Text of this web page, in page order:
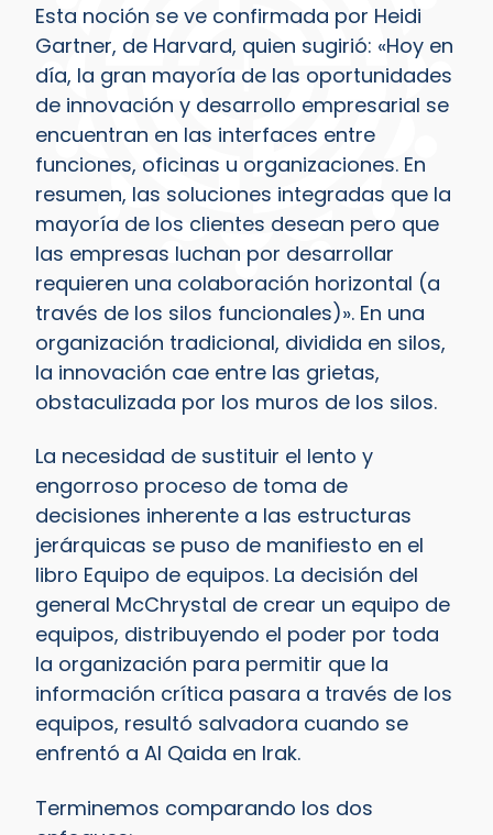
Esta noción se ve confirmada por Heidi
Gartner, de Harvard, quien sugirió: «Hoy en
día, la gran mayoría de las oportunidades
de innovación y desarrollo empresarial se
encuentran en las interfaces entre
funciones, oficinas u organizaciones. En
resumen, las soluciones integradas que la
mayoría de los clientes desean pero que
las empresas luchan por desarrollar
requieren una colaboración horizontal (a
través de los silos funcionales)». En una
organización tradicional, dividida en silos,
la innovación cae entre las grietas,
obstaculizada por los muros de los silos.
La necesidad de sustituir el lento y
engorroso proceso de toma de
decisiones inherente a las estructuras
jerárquicas se puso de manifiesto en el
libro Equipo de equipos. La decisión del
general McChrystal de crear un equipo de
equipos, distribuyendo el poder por toda
la organización para permitir que la
información crítica pasara a través de los
equipos, resultó salvadora cuando se
enfrentó a Al Qaida en Irak.
Terminemos comparando los dos